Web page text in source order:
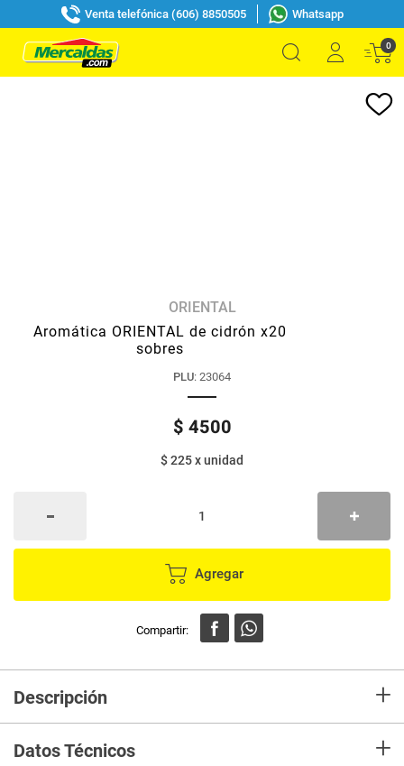
Venta telefónica (606) 8850505 Whatsapp
0
ORIENTAL
Aromática ORIENTAL de cidrón x20
sobres
PLU: 23064
$ 4500
$ 225xunidad
Agregar
Descripción +
propiedades aromáticas, digestivas y antiespasmódicas.
Datos Técnicos +